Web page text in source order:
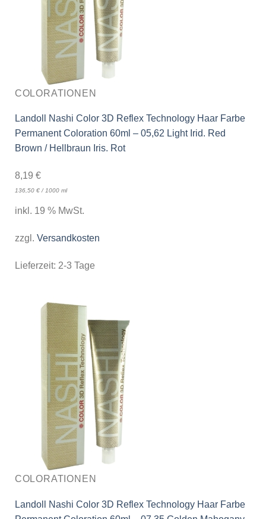
COLORATIONEN
Landoll Nashi Color 3D Reflex Technology Haar Farbe
Permanent Coloration 60ml – 05,62 Light Irid. Red
Brown / Hellbraun Iris. Rot
8,19 €
136,50 €/1000 ml
inkl. 19 % MwSt.
zzgl. Versandkosten
Lieferzeit: 2-3 Tage
COLORATIONEN
Landoll Nashi Color 3D Reflex Technology Haar Farbe